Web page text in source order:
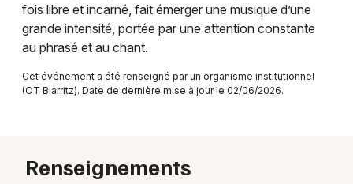
Artistes en tournée
Magazine à Bayonne
fois libre et incarné, fait émerger une musique d’une
grande intensité, portée par une attention constante
au phrasé et au chant.
Cet événement a été renseigné par un organisme institutionnel
(OT Biarritz). Date de dernière mise à jour le 02/06/2026.
Renseignements